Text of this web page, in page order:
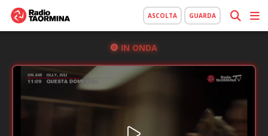
ASCOLTA GUARDA
IN ONDA